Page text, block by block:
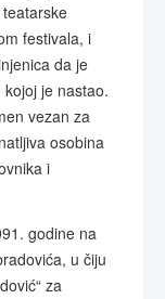
festivala, i
da je
je nastao.
vezan za
osobina
i
godine na
u čiju
za